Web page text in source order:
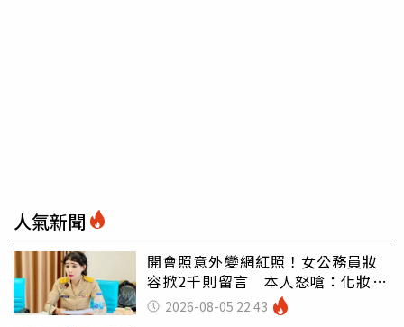
人氣新聞
開會照意外變網紅照！女公務員妝
容掀2千則留言 本人怒嗆：化妝有
錯嗎2026-08-05 22:43